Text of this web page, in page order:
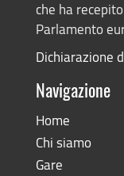
che ha
Parlamento
Dichiarazione
Navigazione
Home
Chi siamo
Gare